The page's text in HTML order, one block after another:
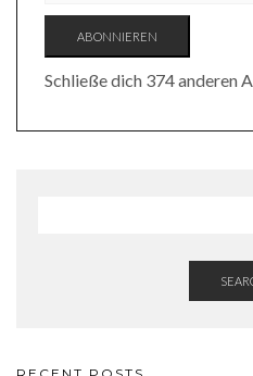
ABONNIEREN
Schließe dich 374 anderen